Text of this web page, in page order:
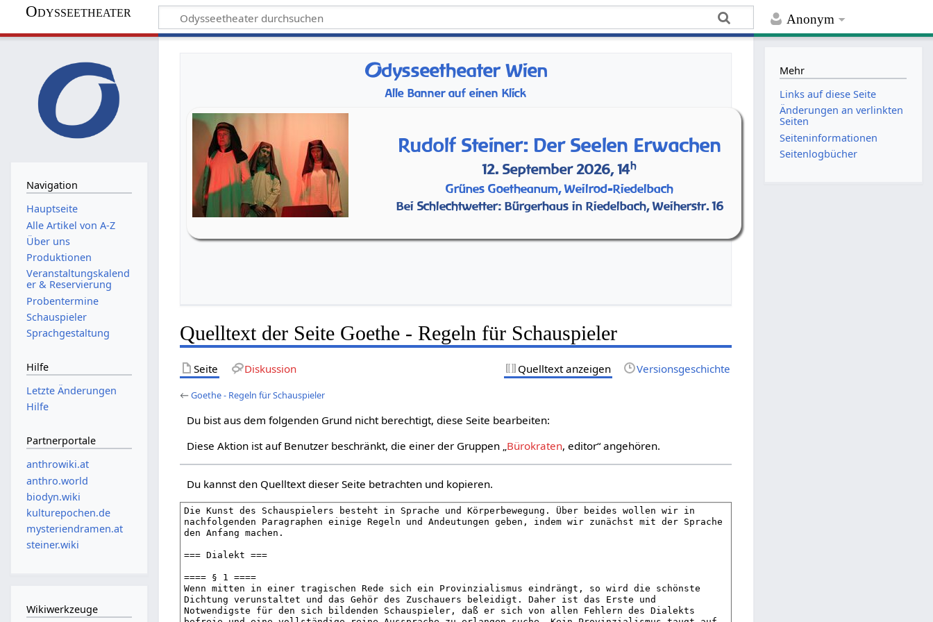
Anonym
Odysseetheater
Odysseetheater Wien
Alle Banner auf einen Klick
Rudolf Steiner: Der Seelen Erwachen
12. September 2026, 14h
Grünes Goetheanum, Weilrod-Riedelbach
Bei Schlechtwetter: Bürgerhaus in Riedelbach, Weiherstr. 16
Quelltext der Seite Goethe - Regeln für Schauspieler
Seite Diskussion Quelltext anzeigen Versionsgeschichte
←Goethe - Regeln für Schauspieler
Du bist aus dem folgenden Grund nicht berechtigt, diese Seite bearbeiten:
Diese Aktion ist auf Benutzer beschränkt, die einer der Gruppen „Bürokraten, editor“ angehören.
Du kannst den Quelltext dieser Seite betrachten und kopieren.
Navigation
Hauptseite
Alle Artikel von A-Z
Über uns
Produktionen
Veranstaltungskalend
er & Reservierung
Probentermine
Schauspieler
Sprachgestaltung
Hilfe
Letzte Änderungen
Hilfe
Partnerportale
anthrowiki.at
anthro.world
biodyn.wiki
kulturepochen.de
mysteriendramen.at
steiner.wiki
Wikiwerkzeuge
Mehr
Links auf diese Seite
Änderungen an verlinkten
Seiten
Seiten­­informationen
Seitenlogbücher